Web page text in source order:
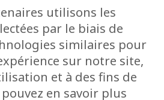
utilisons les
par le biais de
similaires pour
sur notre site,
et à des fins de
en savoir plus